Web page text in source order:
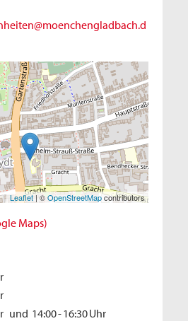
Leaflet| ©OpenStreetMapcontributors
Maps)
und 14:00-16:30Uhr